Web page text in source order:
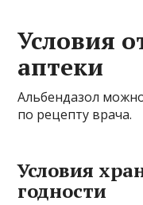
Условия
аптеки
Альбендазол
по рецепту врача.
Условия
годности